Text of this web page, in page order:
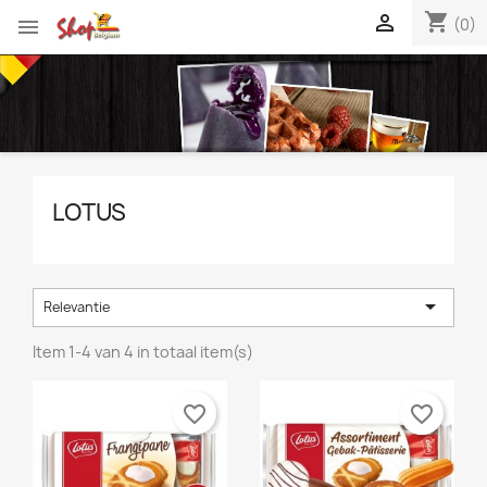
 shopping_cart (0)

LOTUS
Relevantie 
Item 1-4 van 4 in totaal item(s)
favorite_border favorite_border